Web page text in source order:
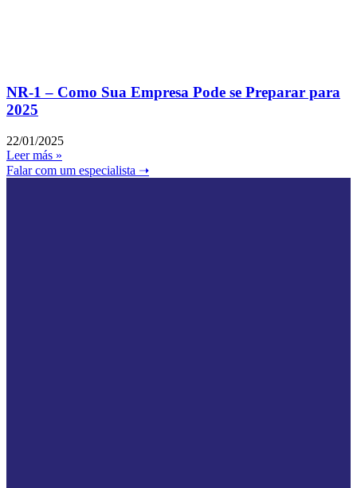
NR-1 – Como Sua Empresa Pode se Preparar para
2025
22/01/2025
Leer más »
Falar com um especialista ➝‬